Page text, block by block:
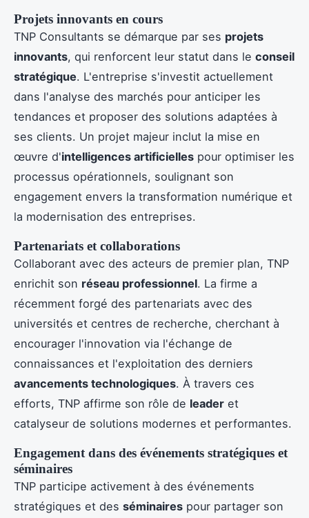
Projets innovants en cours
TNP Consultants se démarque par ses projets
innovants, qui renforcent leur statut dans le conseil
stratégique. L'entreprise s'investit actuellement
dans l'analyse des marchés pour anticiper les
tendances et proposer des solutions adaptées à
ses clients. Un projet majeur inclut la mise en
œuvre d'intelligences artificielles pour optimiser les
processus opérationnels, soulignant son
engagement envers la transformation numérique et
la modernisation des entreprises.
Partenariats et collaborations
Collaborant avec des acteurs de premier plan, TNP
enrichit son réseau professionnel. La firme a
récemment forgé des partenariats avec des
universités et centres de recherche, cherchant à
encourager l'innovation via l'échange de
connaissances et l'exploitation des derniers
avancements technologiques. À travers ces
efforts, TNP affirme son rôle de leader et
catalyseur de solutions modernes et performantes.
Engagement dans des événements stratégiques et
séminaires
TNP participe activement à des événements
stratégiques et des séminaires pour partager son